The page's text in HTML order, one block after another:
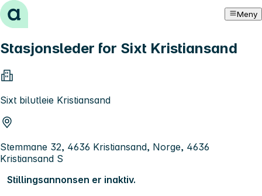
Hopp til innhold Meny
Stasjonsleder for Sixt Kristiansand
Sixt bilutleie Kristiansand
Stemmane 32, 4636 Kristiansand, Norge, 4636
Kristiansand S
Stillingsannonsen er inaktiv.